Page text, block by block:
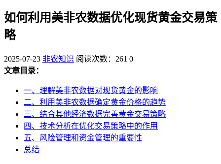
如何利用美非农数据优化现货黄金交易策
略
2025-07-23 非农知识 阅读次数：261 0
文章目录：
一、理解美非农数据对现货黄金的影响
二、利用美非农数据确定黄金价格的趋势
三、结合其他经济数据完善黄金交易策略
四、技术分析在优化交易策略中的作用
五、风险管理和资金管理的重要性
总结